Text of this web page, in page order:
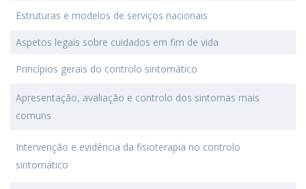
Estruturas e modelos de serviços nacionais
Aspetos legais sobre cuidados em fim de vida
Princípios gerais do controlo sintomático
Apresentação, avaliação e controlo dos sintomas mais
comuns
Intervenção e evidência da fisioterapia no controlo
sintomático